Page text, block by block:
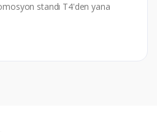
standı T4'den yana